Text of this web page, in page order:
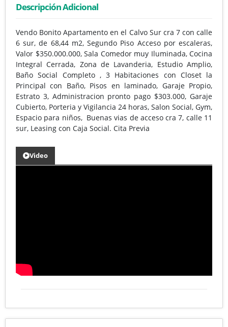
Descripción Adicional
Vendo Bonito Apartamento en el Calvo Sur cra 7 con calle
6 sur, de 68,44 m2, Segundo Piso Acceso por escaleras,
Valor $350.000.000, Sala Comedor muy Iluminada, Cocina
Integral Cerrada, Zona de Lavanderia, Estudio Amplio,
Baño Social Completo , 3 Habitaciones con Closet la
Principal con Baño, Pisos en laminado, Garaje Propio,
Estrato 3, Administracion pronto pago $303.000, Garaje
Cubierto, Porteria y Vigilancia 24 horas, Salon Social, Gym,
Espacio para niños, Buenas vias de acceso cra 7, calle 11
sur, Leasing con Caja Social. Cita Previa
Video